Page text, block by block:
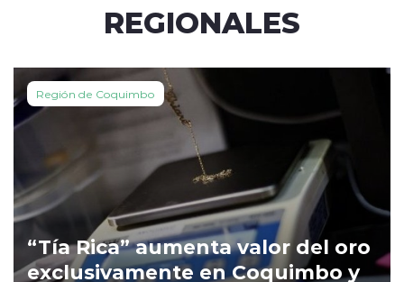
REGIONALES
Región de Coquimbo
“Tía Rica” aumenta valor del oro
exclusivamente en Coquimbo y